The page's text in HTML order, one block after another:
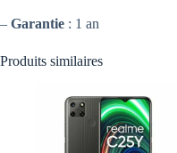
– Garantie : 1 an
Produits similaires